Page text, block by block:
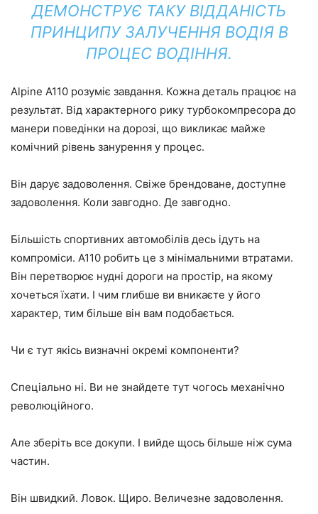
ДЕМОНСТРУЄ ТАКУ ВІДДАНІСТЬ
ПРИНЦИПУ ЗАЛУЧЕННЯ ВОДІЯ В
ПРОЦЕС ВОДІННЯ.
Alpine A110 розуміє завдання. Кожна деталь працює на
результат. Від характерного рику турбокомпресора до
манери поведінки на дорозі, що викликає майже
комічний рівень занурення у процес.
Він дарує задоволення. Свіже брендоване, доступне
задоволення. Коли завгодно. Де завгодно.
Більшість спортивних автомобілів десь ідуть на
компроміси. A110 робить це з мінімальними втратами.
Він перетворює нудні дороги на простір, на якому
хочеться їхати. І чим глибше ви вникаєте у його
характер, тим більше він вам подобається.
Чи є тут якісь визначні окремі компоненти?
Спеціально ні. Ви не знайдете тут чогось механічно
революційного.
Але зберіть все докупи. І вийде щось більше ніж сума
частин.
Він швидкий. Ловок. Щиро. Величезне задоволення.